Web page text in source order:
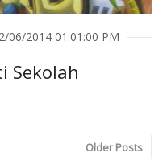
06/2014 01:01:00 PM
Sekolah
Older Posts